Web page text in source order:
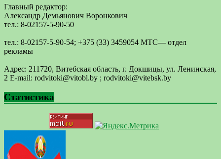
Главный редактор:
Александр Демьянович Воронкович
тел.: 8-02157-5-90-50
тел.: 8-02157-5-90-54; +375 (33) 3459054 МТС— отдел
рекламы
Адрес: 211720, Витебская область, г. Докшицы, ул. Ленинская,
2 E-mail: ​rodvitoki@​​vitobl​.by ; rodvitoki@vitebsk.by
Статистика